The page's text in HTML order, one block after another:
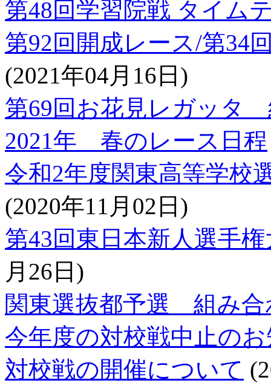
第48回学習院戦 タイム
第92回開成レース/第34
(2021年04月16日)
第69回お花見レガッタ
2021年 春のレース日程
令和2年度関東高等学
(2020年11月02日)
第43回東日本新人選手
月26日)
関東選抜都予選 組み合
今年度の対校戦中止の
対校戦の開催について